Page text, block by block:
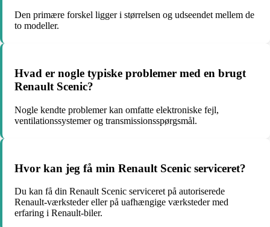
Den primære forskel ligger i størrelsen og udseendet mellem de
to modeller.
Hvad er nogle typiske problemer med en brugt
Renault Scenic?
Nogle kendte problemer kan omfatte elektroniske fejl,
ventilationssystemer og transmissionsspørgsmål.
Hvor kan jeg få min Renault Scenic serviceret?
Du kan få din Renault Scenic serviceret på autoriserede
Renault-værksteder eller på uafhængige værksteder med
erfaring i Renault-biler.